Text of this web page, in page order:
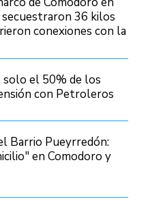
36 kilos
conexiones con la
solo el 50% de los
con Petroleros
Barrio Pueyrredón:
en Comodoro y